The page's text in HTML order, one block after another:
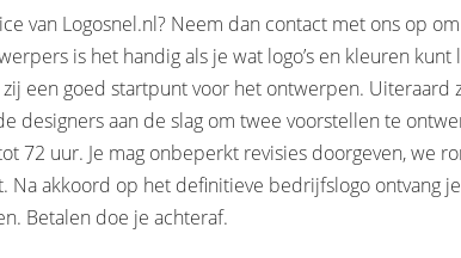
van Logosnel.nl? Neem dan contact met ons op
is het handig als je wat logo’s en kleuren kunt
een goed startpunt voor het ontwerpen. Uiteraard
designers aan de slag om twee voorstellen te
72 uur. Je mag onbeperkt revisies doorgeven, we
Na akkoord op het definitieve bedrijfslogo ontvang
Betalen doe je achteraf.